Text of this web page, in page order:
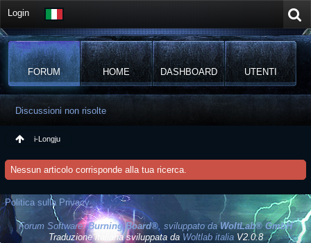
Login
FORUM HOME DASHBOARD UTENTI
Discussioni non risolte
i-Longju
Nessun articolo corrisponde alla tua ricerca.
Politica sulla Privacy
Forum Software:Burning Board®, sviluppato daWoltLab® GmbH
Traduzione italiana sviluppata da Woltlab italiaV2.0.8